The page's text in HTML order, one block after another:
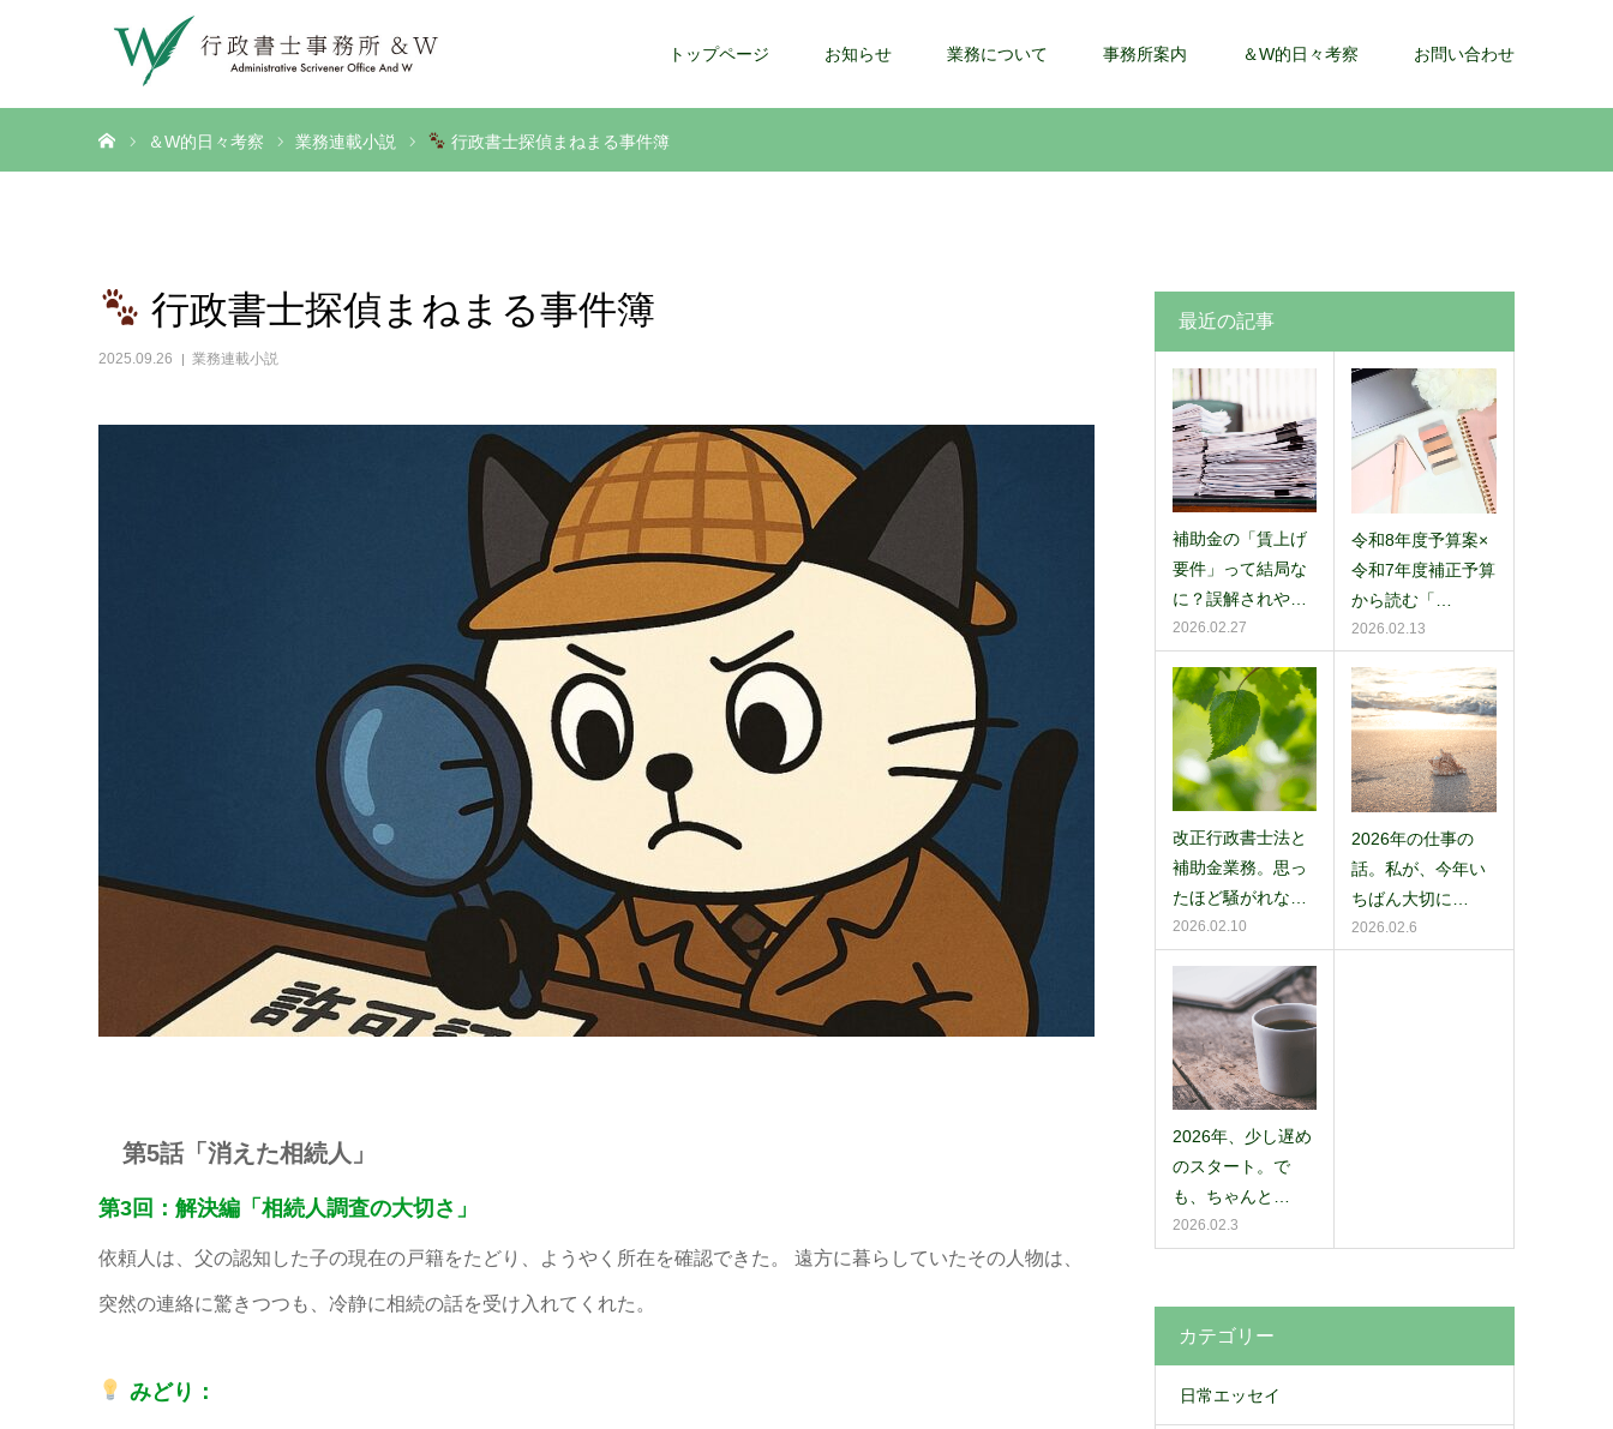
トップページ お知らせ 業務について 事務所案内 ＆W的日々考察 お問い合わせ
＆W的日々考察 業務連載小説 行政書士探偵まねまる事件簿
行政書士探偵まねまる事件簿
2025.09.26 業務連載小説
第5話「消えた相続人」
第3回：解決編「相続人調査の大切さ」
依頼人は、父の認知した子の現在の戸籍をたどり、ようやく所在を確認できた。 遠方に暮らしていたその人物は、
突然の連絡に驚きつつも、冷静に相続の話を受け入れてくれた。
みどり：
最近の記事
補助金の「賃上げ
要件」って結局な
に？誤解されや…
2026.02.27
令和8年度予算案×
令和7年度補正予算
から読む「…
2026.02.13
改正行政書士法と
補助金業務。思っ
たほど騒がれな…
2026.02.10
2026年の仕事の
話。私が、今年い
ちばん大切に…
2026.02.6
2026年、少し遅め
のスタート。で
も、ちゃんと…
2026.02.3
カテゴリー
日常エッセイ